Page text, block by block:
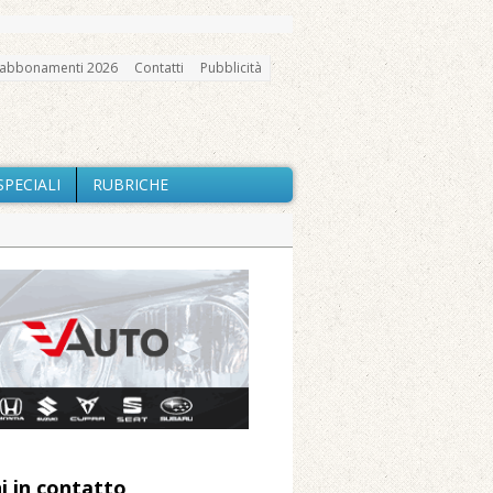
2026 Contatti Pubblicità
RUBRICHE
«Misura precauzionale e
della Pro Loco
estrema e gli incendi